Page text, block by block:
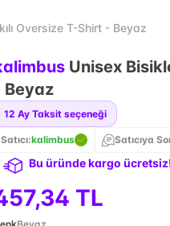
Oversize T-Shirt - Beyaz
Unisex
Beyaz
12 Ay Taksit seçeneği
Satıcı:kalimbus Satıcıya
Bu üründe kargo
TL